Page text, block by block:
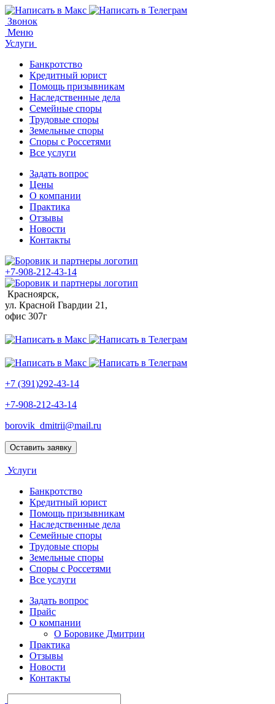
Звонок
Меню
Услуги
Банкротство
Кредитный юрист
Помощь призывникам
Наследственные дела
Семейные споры
Трудовые споры
Земельные споры
Споры с Россетями
Все услуги
Задать вопрос
Цены
О компании
Практика
Отзывы
Новости
Контакты
+7-908-212-43-14
Красноярск,
ул. Красной Гвардии 21,
офис 307г
+7 (391)292-43-14
+7-908-212-43-14
borovik_dmitrii@mail.ru
Оставить заявку
Услуги
Банкротство
Кредитный юрист
Помощь призывникам
Наследственные дела
Семейные споры
Трудовые споры
Земельные споры
Споры с Россетями
Все услуги
Задать вопрос
Прайс
О компании
О Боровике Дмитрии
Практика
Отзывы
Новости
Контакты